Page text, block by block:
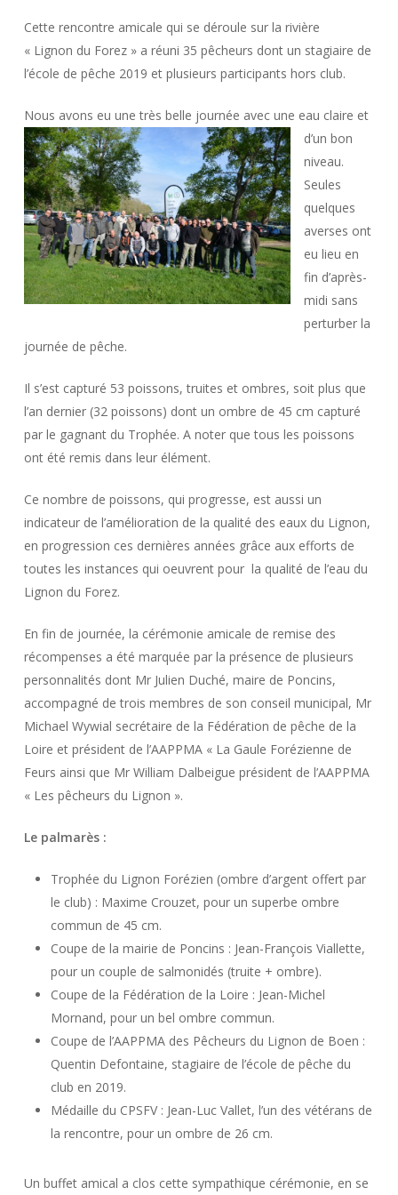
Cette rencontre amicale qui se déroule sur la rivière
« Lignon du Forez » a réuni 35 pêcheurs dont un stagiaire de
l’école de pêche 2019 et plusieurs participants hors club.
Nous avons eu une très belle journée avec une eau claire et
d’un bon
niveau.
Seules
quelques
averses ont
eu lieu en
fin d’après-
midi sans
perturber la
journée de pêche.
Il s’est capturé 53 poissons, truites et ombres, soit plus que
l’an dernier (32 poissons) dont un ombre de 45 cm capturé
par le gagnant du Trophée. A noter que tous les poissons
ont été remis dans leur élément.
Ce nombre de poissons, qui progresse, est aussi un
indicateur de l’amélioration de la qualité des eaux du Lignon,
en progression ces dernières années grâce aux efforts de
toutes les instances qui oeuvrent pour la qualité de l’eau du
Lignon du Forez.
En fin de journée, la cérémonie amicale de remise des
récompenses a été marquée par la présence de plusieurs
personnalités dont Mr Julien Duché, maire de Poncins,
accompagné de trois membres de son conseil municipal, Mr
Michael Wywial secrétaire de la Fédération de pêche de la
Loire et président de l’AAPPMA « La Gaule Forézienne de
Feurs ainsi que Mr William Dalbeigue président de l’AAPPMA
« Les pêcheurs du Lignon ».
Le palmarès :
Trophée du Lignon Forézien (ombre d’argent offert par
le club) : Maxime Crouzet, pour un superbe ombre
commun de 45 cm.
Coupe de la mairie de Poncins : Jean-François Viallette,
pour un couple de salmonidés (truite + ombre).
Coupe de la Fédération de la Loire : Jean-Michel
Mornand, pour un bel ombre commun.
Coupe de l’AAPPMA des Pêcheurs du Lignon de Boen :
Quentin Defontaine, stagiaire de l’école de pêche du
club en 2019.
Médaille du CPSFV : Jean-Luc Vallet, l’un des vétérans de
la rencontre, pour un ombre de 26 cm.
Un buffet amical a clos cette sympathique cérémonie, en se